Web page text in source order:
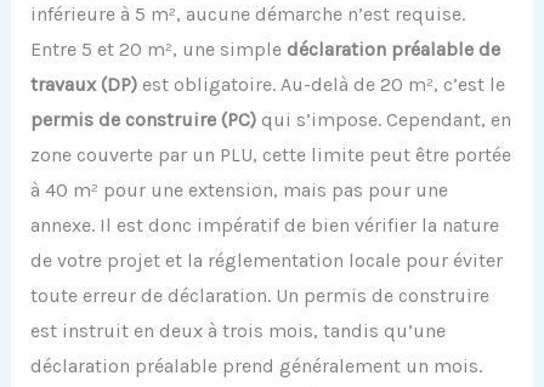
inférieure à 5 m², aucune démarche n’est requise.
Entre 5 et 20 m², une simple déclaration préalable de
travaux (DP)est obligatoire. Au-delà de 20 m², c’est le
permis de construire (PC)qui s’impose. Cependant, en
zone couverte par un PLU, cette limite peut être portée
à 40 m² pour une extension, mais pas pour une
annexe. Il est donc impératif de bien vérifier la nature
de votre projet et la réglementation locale pour éviter
toute erreur de déclaration. Un permis de construire
est instruit en deux à trois mois, tandis qu’une
déclaration préalable prend généralement un mois.